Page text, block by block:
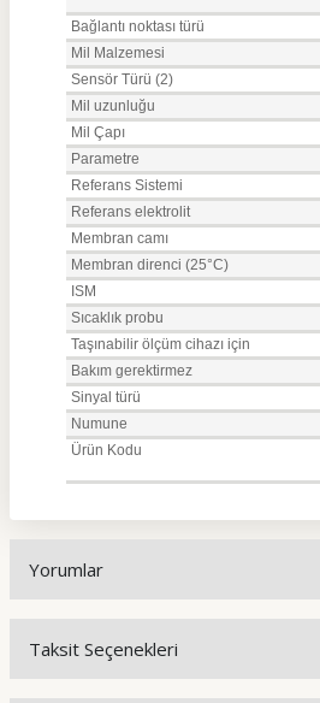
Bağlantı noktası türü
Mil Malzemesi
Sensör Türü (2)
Mil uzunluğu
Mil Çapı
Parametre
Referans Sistemi
Referans elektrolit
Membran camı
Membran direnci (25°C)
ISM
Sıcaklık probu
Taşınabilir ölçüm cihazı için
Bakım gerektirmez
Sinyal türü
Numune
Ürün Kodu
Yorumlar
Taksit Seçenekleri